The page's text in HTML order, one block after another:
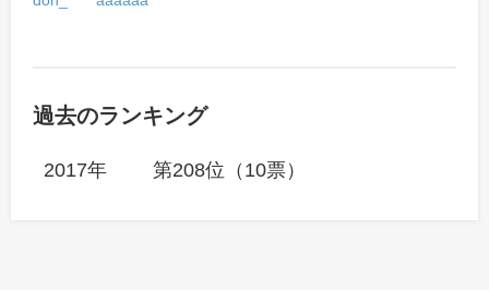
過去のランキング
2017年 第208位（10票）